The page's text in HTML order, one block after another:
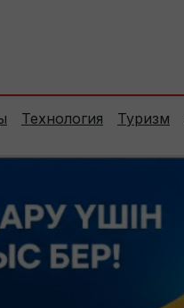
Технология Туризм